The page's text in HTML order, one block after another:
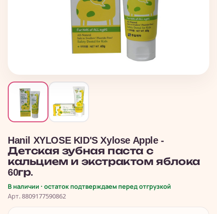
Hanil XYLOSE KID'S Xylose Apple -
Детская зубная паста с
кальцием и экстрактом яблока
60гр.
В наличии · остаток подтверждаем перед отгрузкой
Арт. 8809177590862